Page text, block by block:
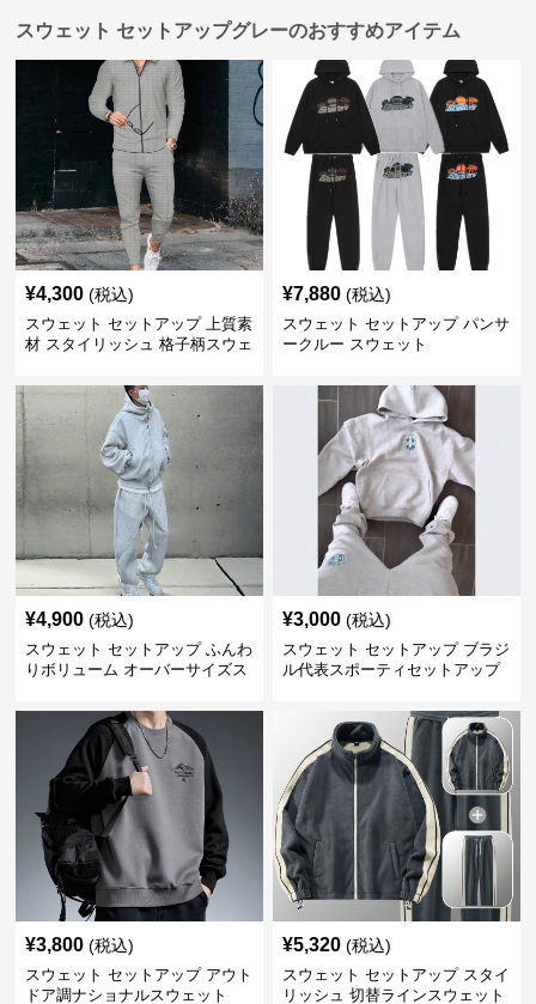
スウェット セットアップグレーのおすすめアイテム
¥4,300 (税込)
スウェット セットアップ 上質素
材 スタイリッシュ 格子柄スウェ
¥7,880 (税込)
スウェット セットアップ パンサ
ークルー スウェット
¥4,900 (税込)
スウェット セットアップ ふんわ
りボリューム オーバーサイズス
¥3,000 (税込)
スウェット セットアップ ブラジ
ル代表スポーティセットアップ
¥3,800 (税込)
スウェット セットアップ アウト
ドア調ナショナルスウェット
¥5,320 (税込)
スウェット セットアップ スタイ
リッシュ 切替ラインスウェット